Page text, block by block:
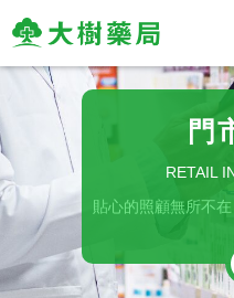
大
樹
連
鎖
藥
門
RETAIL
貼心的照顧無所不